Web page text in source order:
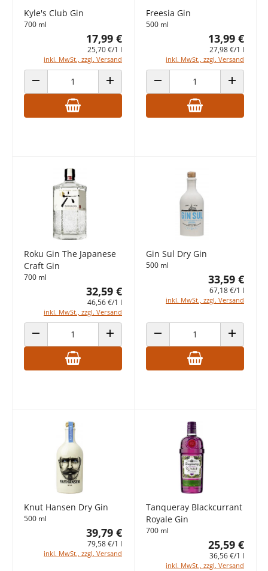
Kyle's Club Gin
700 ml
17,99 €
25,70 €/1 l
inkl. MwSt., zzgl. Versand
ANZAHL VERRINGERN ANZAHL ERHÖHEN
Freesia Gin
500 ml
13,99 €
27,98 €/1 l
inkl. MwSt., zzgl. Versand
ANZAHL VERRINGERN ANZAHL
Roku Gin The Japanese
Craft Gin
700 ml
32,59 €
46,56 €/1 l
inkl. MwSt., zzgl. Versand
ANZAHL VERRINGERN ANZAHL ERHÖHEN
Gin Sul Dry Gin
500 ml
33,59 €
67,18 €/1 l
inkl. MwSt., zzgl. Versand
ANZAHL VERRINGERN ANZAHL
Knut Hansen Dry Gin
500 ml
39,79 €
79,58 €/1 l
inkl. MwSt., zzgl. Versand
Tanqueray Blackcurrant
Royale Gin
700 ml
25,59 €
36,56 €/1 l
inkl. MwSt., zzgl. Versand